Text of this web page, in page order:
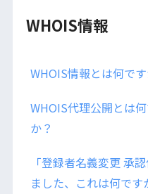
WHOIS情報
WHOIS情報とは何です
WHOIS代理公開とは
か？
「登録者名義変更 承
ました、これは何です